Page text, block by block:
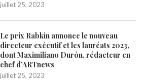
juillet 25, 2023
Le prix Rabkin annonce le nouveau
directeur exécutif et les lauréats 2023,
dont Maximiliano Durón, rédacteur en
chef d’ARTnews
juillet 25, 2023